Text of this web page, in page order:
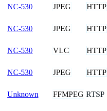
NC-530 JPEG HTTP
NC-530 JPEG HTTP
NC-530 VLC HTTP
NC-530 JPEG HTTP
Unknown FFMPEG RTSP